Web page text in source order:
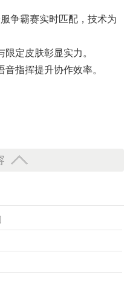
争霸赛实时匹配，技术为
定皮肤彰显实力。
指挥提升协作效率。